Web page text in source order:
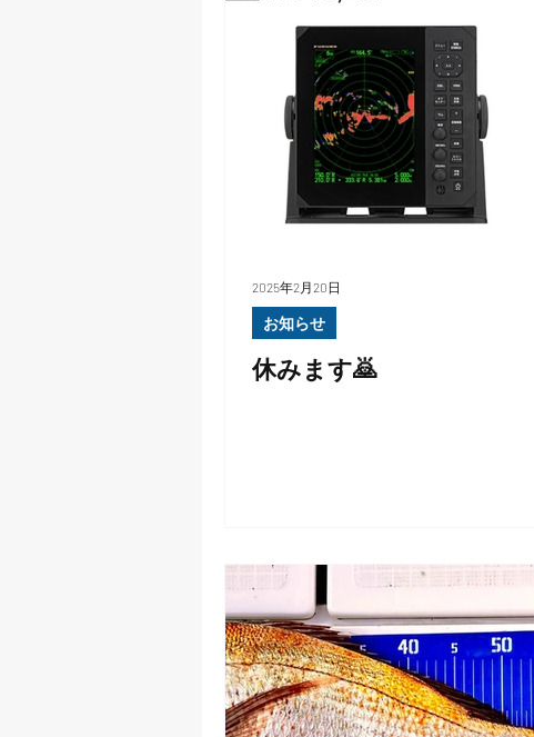
休みます🙇
お知らせ
2025年2月20日